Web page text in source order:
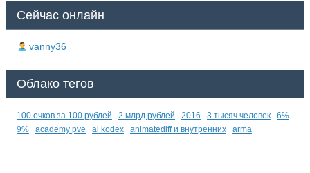
Сейчас онлайн
vanny36
Облако тегов
100 очков за 100 рублей 2 млрд рублей 2016 3 тысяч человек
6%
9%
academy pve ai kodex animatediff и внутренних arma